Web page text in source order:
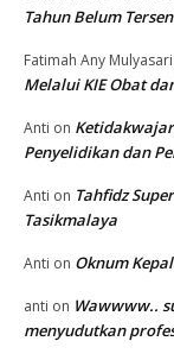
Tahun Belum
Fatimah Any Mulyasari
Melalui KIE Obat
Anti on
Penyelidikan dan
Anti on Tahfidz
Tasikmalaya
Anti on Oknum
anti on Wawwww..
menyudutkan